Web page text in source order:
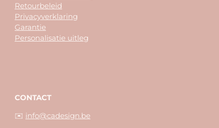
Retourbeleid
Privacyverklaring
Garantie
Personalisatie uitleg
CONTACT
✉️ info@cadesign.be